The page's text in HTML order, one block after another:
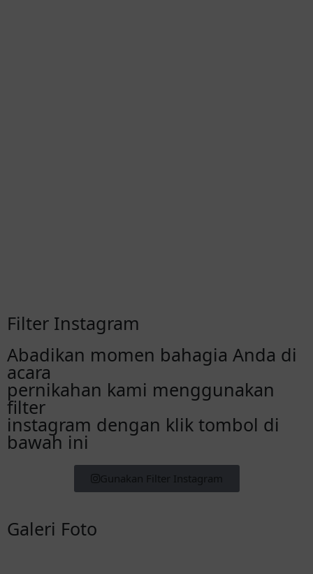
Filter Instagram
Abadikan momen bahagia Anda di
acara
pernikahan kami menggunakan
filter
instagram dengan klik tombol di
bawah ini
Gunakan Filter Instagram
Galeri Foto